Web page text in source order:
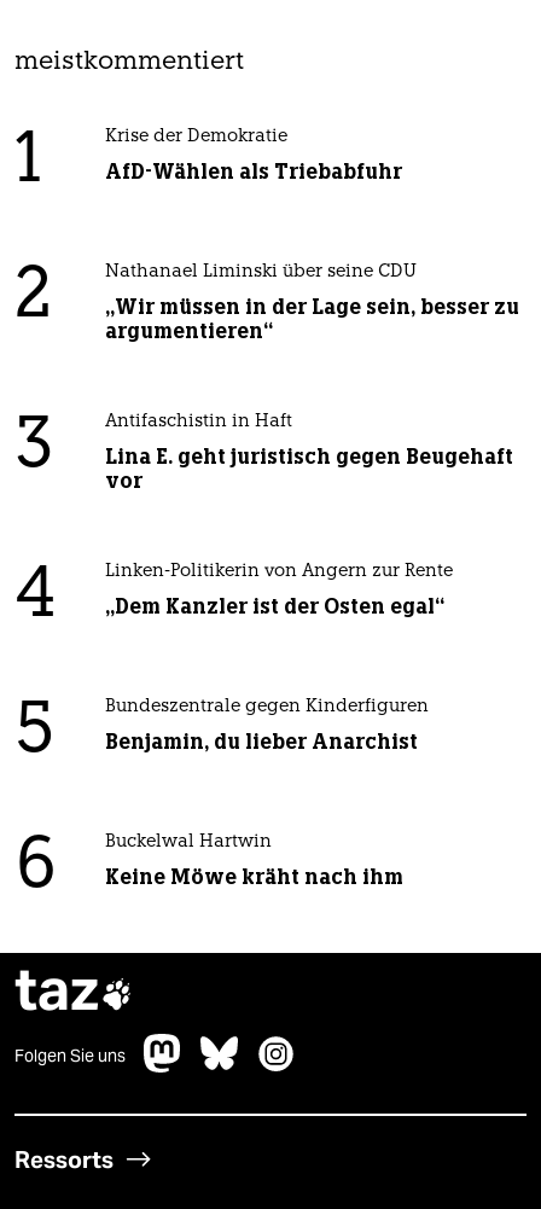
meistkommentiert
1 Krise der Demokratie
AfD-Wählen als Triebabfuhr
2 Nathanael Liminski über seine CDU
„Wir müssen in der Lage sein, besser zu
argumentieren“
3 Antifaschistin in Haft
Lina E. geht juristisch gegen Beugehaft
vor
4 Linken-Politikerin von Angern zur Rente
„Dem Kanzler ist der Osten egal“
5 Bundeszentrale gegen Kinderfiguren
Benjamin, du lieber Anarchist
6 Buckelwal Hartwin
Keine Möwe kräht nach ihm
taz
Folgen Sie uns
Ressorts